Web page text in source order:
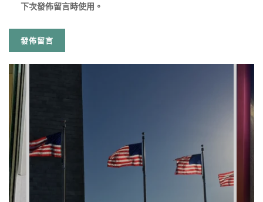
下次發佈留言時使用。